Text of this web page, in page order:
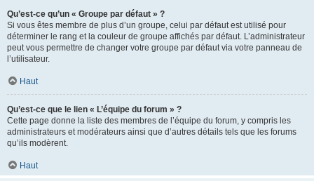
Qu’est-ce qu’un « Groupe par défaut » ?
Si vous êtes membre de plus d’un groupe, celui par défaut est utilisé pour
déterminer le rang et la couleur de groupe affichés par défaut. L’administrateur
peut vous permettre de changer votre groupe par défaut via votre panneau de
l’utilisateur.
Haut
Qu’est-ce que le lien « L’équipe du forum » ?
Cette page donne la liste des membres de l’équipe du forum, y compris les
administrateurs et modérateurs ainsi que d’autres détails tels que les forums
qu’ils modèrent.
Haut